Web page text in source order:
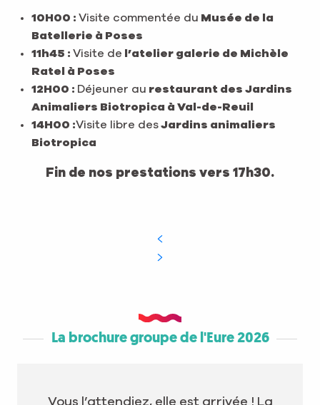
10H00 : Visite commentée du Musée de la
Batellerie à Poses
11h45 : Visite de l’atelier galerie de Michèle
Ratel à Poses
12H00 : Déjeuner au restaurant des Jardins
Animaliers Biotropica à Val-de-Reuil
14H00 :Visite libre desJardins animaliers
Biotropica
Fin de nos prestations vers 17h30.
La brochure groupe de l'Eure 2026
Vous l’attendiez, elle est arrivée ! La